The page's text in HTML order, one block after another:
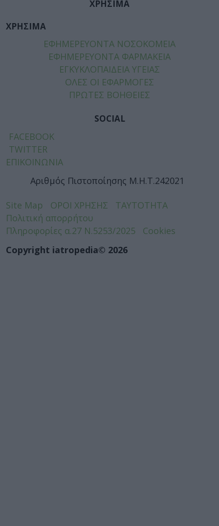
ΧΡΗΣΙΜΑ
ΧΡΗΣΙΜΑ
ΕΦΗΜΕΡΕΥΟΝΤΑ ΝΟΣΟΚΟΜΕΙΑ
ΕΦΗΜΕΡΕΥΟΝΤΑ ΦΑΡΜΑΚΕΙΑ
ΕΓΚΥΚΛΟΠΑΙΔΕΙΑ ΥΓΕΙΑΣ
ΟΛΕΣ ΟΙ ΕΦΑΡΜΟΓΕΣ
ΠΡΩΤΕΣ ΒΟΗΘΕΙΕΣ
SOCIAL
FACEBOOK
TWITTER
ΕΠΙΚΟΙΝΩΝΙΑ
Αριθμός Πιστοποίησης Μ.Η.Τ.242021
Site Map ΟΡΟΙ ΧΡΗΣΗΣ
ΤΑΥΤΟΤΗΤΑ
Πολιτική απορρήτου
Πληροφορίες α.27 Ν.5253/2025
Cookies
Copyright iatropedia© 2026